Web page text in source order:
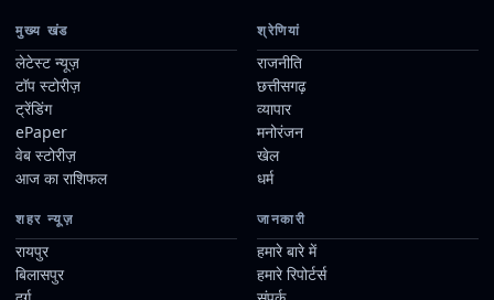
मुख्य खंड
लेटेस्ट न्यूज़
टॉप स्टोरीज़
ट्रेंडिंग
ePaper
वेब स्टोरीज़
आज का राशिफल
श्रेणियां
राजनीति
छत्तीसगढ़
व्यापार
मनोरंजन
खेल
धर्म
शहर न्यूज़
रायपुर
बिलासपुर
जानकारी
हमारे बारे में
हमारे रिपोर्टर्स